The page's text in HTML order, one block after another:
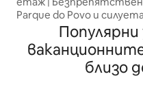
Parque do Povo и
Lima. Първокласно
между Вила Олимпия и
стая със затъмняващи
интернет със скорост
телевизор, климатик и
близо